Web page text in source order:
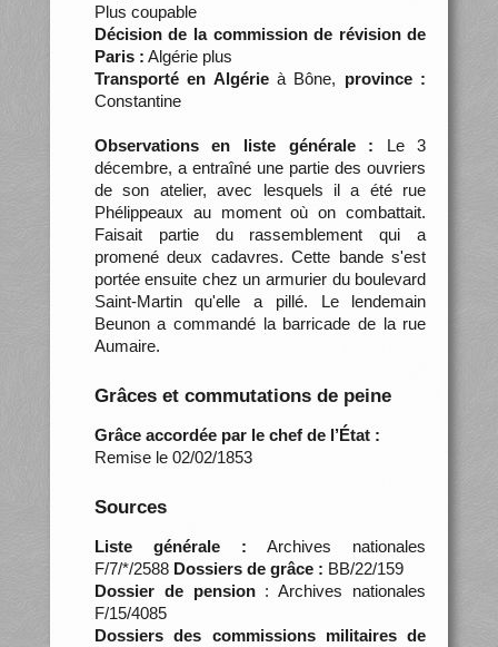
Plus coupable
Décision de la commission de révision de
Paris : Algérie plus
Transporté en Algérieà Bône, province :
Constantine
Observations en liste générale : Le 3
décembre, a entraîné une partie des ouvriers
de son atelier, avec lesquels il a été rue
Phélippeaux au moment où on combattait.
Faisait partie du rassemblement qui a
promené deux cadavres. Cette bande s'est
portée ensuite chez un armurier du boulevard
Saint-Martin qu'elle a pillé. Le lendemain
Beunon a commandé la barricade de la rue
Aumaire.
Grâces et commutations de peine
Grâce accordée par le chef de l’État :
Remise le 02/02/1853
Sources
Liste générale : Archives nationales
F/7/*/2588 Dossiers de grâce : BB/22/159
Dossier de pension: Archives nationales
F/15/4085
Dossiers des commissions militaires de